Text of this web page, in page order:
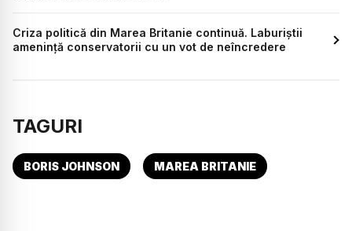
Criza politică din Marea Britanie continuă. Laburiştii
ameninţă conservatorii cu un vot de neîncredere
TAGURI
BORIS JOHNSON MAREA BRITANIE